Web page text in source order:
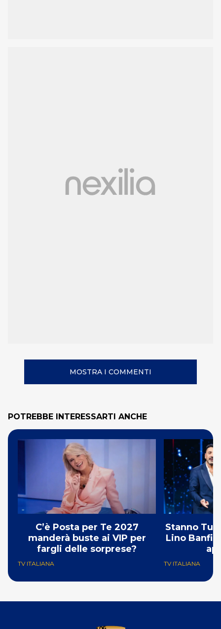
MOSTRA I COMMENTI
POTREBBE INTERESSARTI ANCHE
C’è Posta per Te 2027
manderà buste ai VIP per
fargli delle sorprese?
TV ITALIANA
Stanno
Lino Banfi
TV ITALIANA